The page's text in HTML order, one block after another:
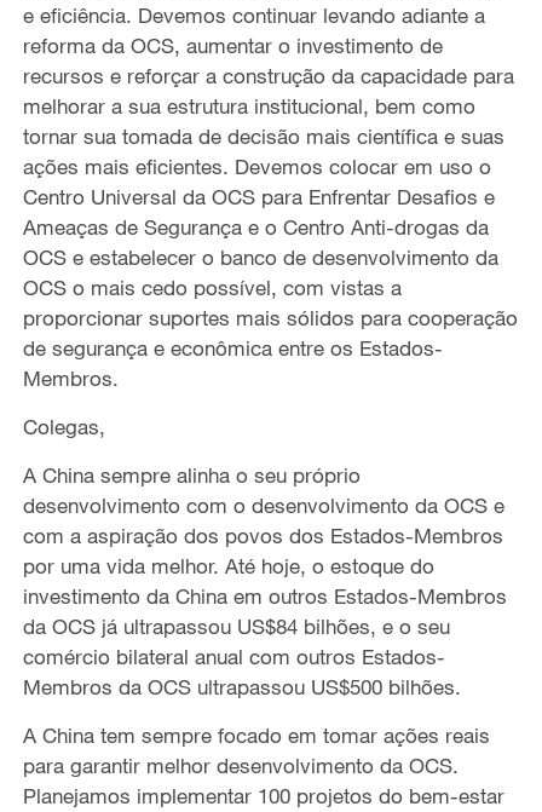
e eficiência. Devemos continuar levando adiante a
reforma da OCS, aumentar o investimento de
recursos e reforçar a construção da capacidade para
melhorar a sua estrutura institucional, bem como
tornar sua tomada de decisão mais científica e suas
ações mais eficientes. Devemos colocar em uso o
Centro Universal da OCS para Enfrentar Desafios e
Ameaças de Segurança e o Centro Anti-drogas da
OCS e estabelecer o banco de desenvolvimento da
OCS o mais cedo possível, com vistas a
proporcionar suportes mais sólidos para cooperação
de segurança e econômica entre os Estados-
Membros.
Colegas,
A China sempre alinha o seu próprio
desenvolvimento com o desenvolvimento da OCS e
com a aspiração dos povos dos Estados-Membros
por uma vida melhor. Até hoje, o estoque do
investimento da China em outros Estados-Membros
da OCS já ultrapassou US$84 bilhões, e o seu
comércio bilateral anual com outros Estados-
Membros da OCS ultrapassou US$500 bilhões.
A China tem sempre focado em tomar ações reais
para garantir melhor desenvolvimento da OCS.
Planejamos implementar 100 projetos do bem-estar